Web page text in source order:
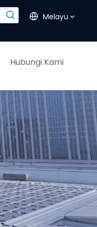
Melayu
Hubungi Kami